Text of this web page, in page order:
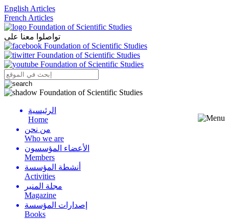
English Articles
French Articles
تواصلوا معنا على
Menu
الرئيسية
Home
من نحن
Who we are
الأعضاء المؤسسون
Members
أنشطة المؤسسة
Activities
مجلة المنبر
Magazine
إصدارات المؤسسة
Books